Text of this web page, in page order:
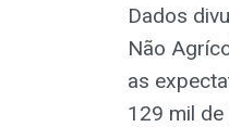
Dados
Não
as
129 mil